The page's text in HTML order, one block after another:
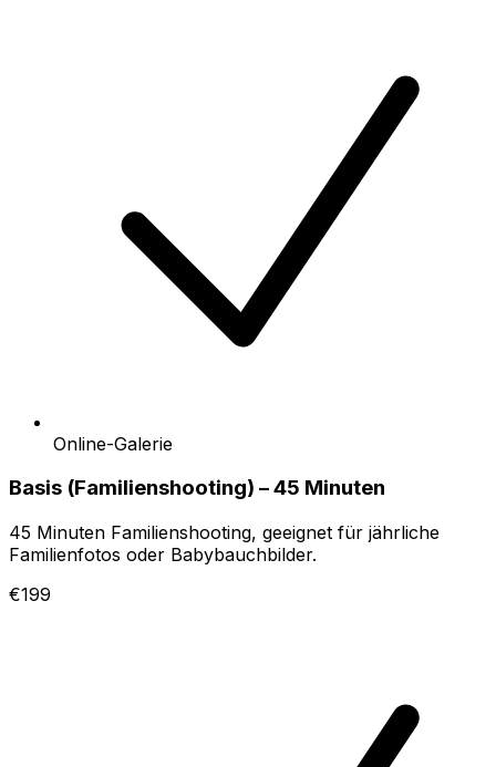
Online-Galerie
Basis (Familienshooting) – 45 Minuten
45 Minuten Familienshooting, geeignet für jährliche
Familienfotos oder Babybauchbilder.
€199